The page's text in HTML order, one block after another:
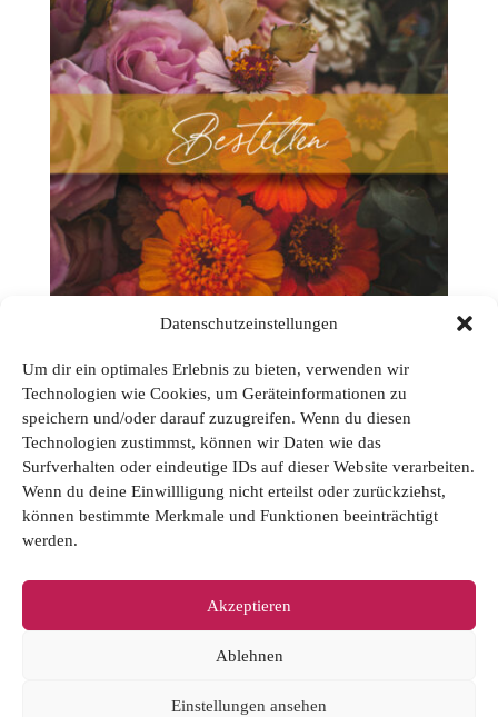
Datenschutzeinstellungen
Um dir ein optimales Erlebnis zu bieten, verwenden wir
Technologien wie Cookies, um Geräteinformationen zu
speichern und/oder darauf zuzugreifen. Wenn du diesen
Technologien zustimmst, können wir Daten wie das
Surfverhalten oder eindeutige IDs auf dieser Website verarbeiten.
Wenn du deine Einwillligung nicht erteilst oder zurückziehst,
können bestimmte Merkmale und Funktionen beeinträchtigt
werden.
Akzeptieren
Ablehnen
Einstellungen ansehen
SOMMER-PAKET (15
Exemplare einer Ausgabe &
Postkarten)
€24,95
Enthält 7% MwSt.
zzgl.